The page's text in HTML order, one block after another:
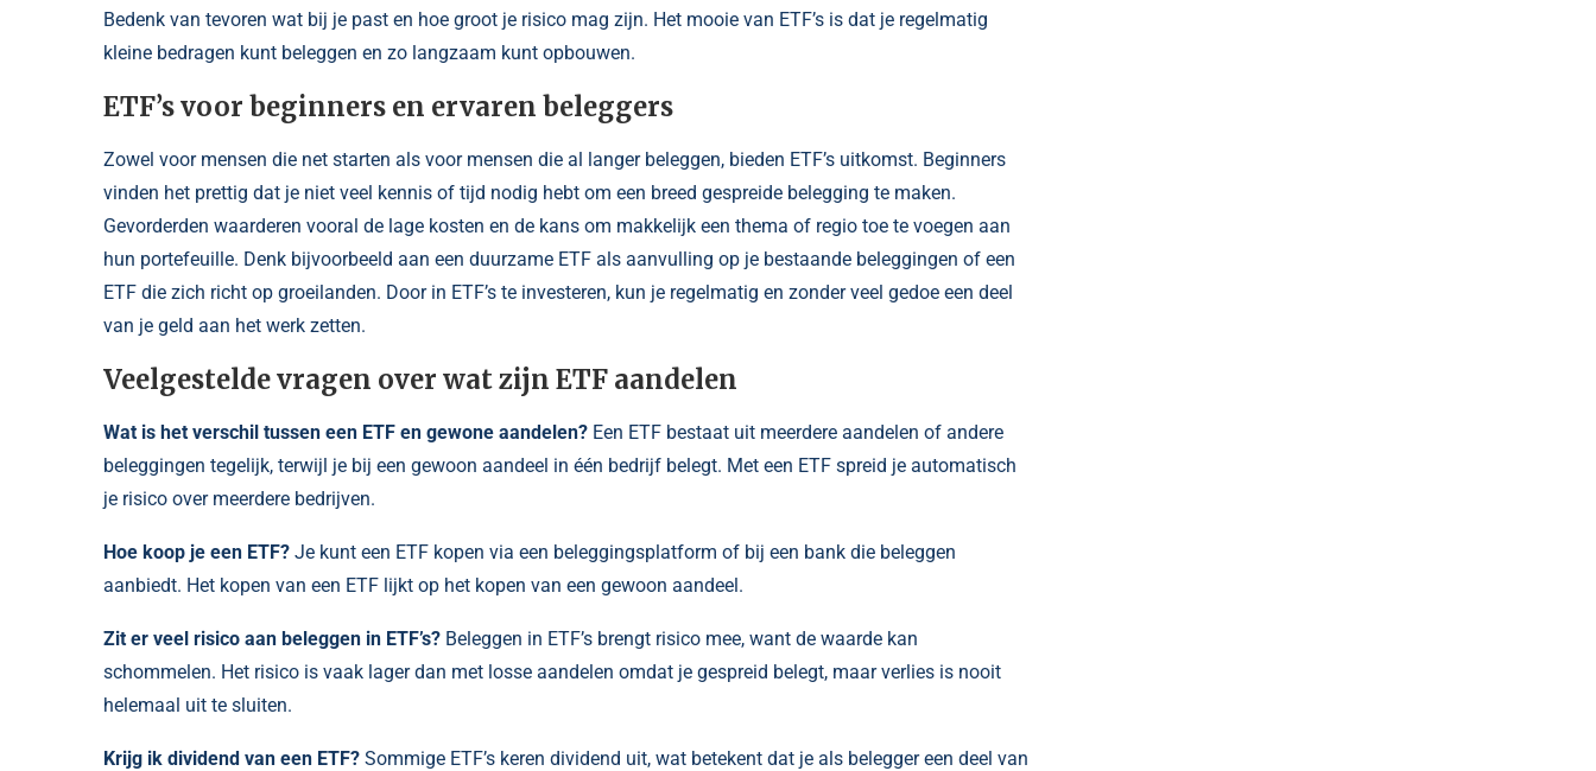
Bedenk van tevoren wat bij je past en hoe groot je risico mag zijn. Het mooie van ETF’s is dat je regelmatig
kleine bedragen kunt beleggen en zo langzaam kunt opbouwen.
ETF’s voor beginners en ervaren beleggers
Zowel voor mensen die net starten als voor mensen die al langer beleggen, bieden ETF’s uitkomst. Beginners
vinden het prettig dat je niet veel kennis of tijd nodig hebt om een breed gespreide belegging te maken.
Gevorderden waarderen vooral de lage kosten en de kans om makkelijk een thema of regio toe te voegen aan
hun portefeuille. Denk bijvoorbeeld aan een duurzame ETF als aanvulling op je bestaande beleggingen of een
ETF die zich richt op groeilanden. Door in ETF’s te investeren, kun je regelmatig en zonder veel gedoe een deel
van je geld aan het werk zetten.
Veelgestelde vragen over wat zijn ETF aandelen
Wat is het verschil tussen een ETF en gewone aandelen? Een ETF bestaat uit meerdere aandelen of andere
beleggingen tegelijk, terwijl je bij een gewoon aandeel in één bedrijf belegt. Met een ETF spreid je automatisch
je risico over meerdere bedrijven.
Hoe koop je een ETF? Je kunt een ETF kopen via een beleggingsplatform of bij een bank die beleggen
aanbiedt. Het kopen van een ETF lijkt op het kopen van een gewoon aandeel.
Zit er veel risico aan beleggen in ETF’s? Beleggen in ETF’s brengt risico mee, want de waarde kan
schommelen. Het risico is vaak lager dan met losse aandelen omdat je gespreid belegt, maar verlies is nooit
helemaal uit te sluiten.
Krijg ik dividend van een ETF? Sommige ETF’s keren dividend uit, wat betekent dat je als belegger een deel van